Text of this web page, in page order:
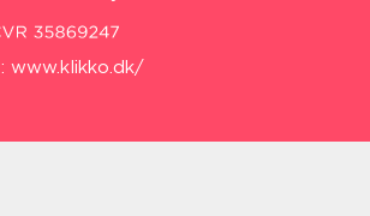
www.klikko.dk/